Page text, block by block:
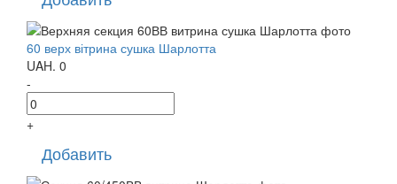
60 верх вітрина сушка Шарлотта
UAH. 0
-
+
Добавить